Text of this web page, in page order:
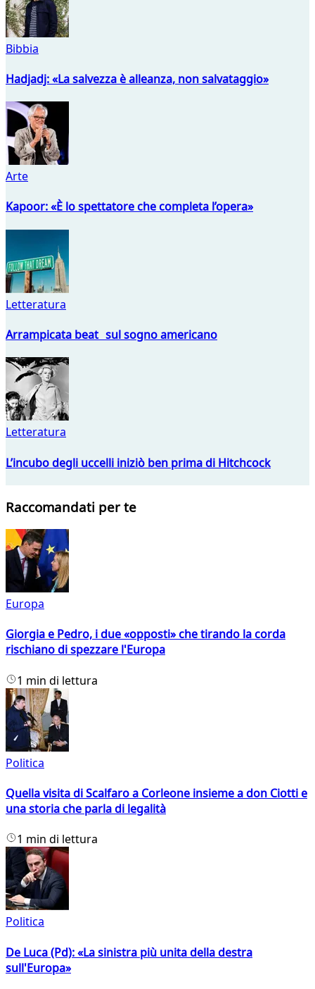
Bibbia
Hadjadj: «La salvezza è alleanza, non salvataggio»
Arte
Kapoor: «È lo spettatore che completa l’opera»
Letteratura
Arrampicata beat sul sogno americano
Letteratura
L’incubo degli uccelli iniziò ben prima di Hitchcock
Raccomandati per te
Europa
Giorgia e Pedro, i due «opposti» che tirando la corda
rischiano di spezzare l'Europa
1 min di lettura
Politica
Quella visita di Scalfaro a Corleone insieme a don Ciotti e
una storia che parla di legalità
1 min di lettura
Politica
De Luca (Pd): «La sinistra più unita della destra
sull'Europa»